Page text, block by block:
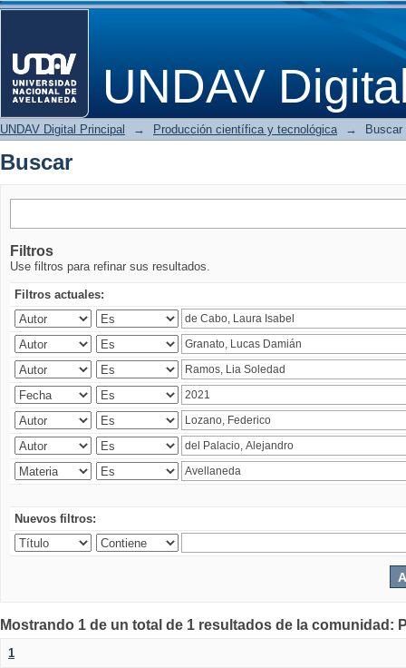
UNDAV
Buscar
UNDAV Digital Principal → Producción científica y tecnológica → Buscar
Buscar
Filtros
Use filtros para refinar sus resultados.
Filtros actuales:
Nuevos filtros:
Mostrando 1 de un total de 1 resultados de la
1